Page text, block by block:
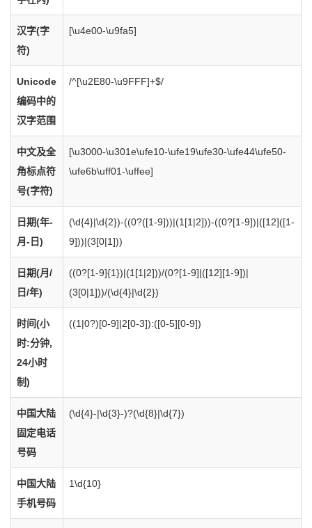
汉字(字
符)
[\u4e00-\u9fa5]
Unicode
编码中的
汉字范围
/^[\u2E80-\u9FFF]+$/
中文及全
角标点符
号(字符)
[\u3000-\u301e\ufe10-\ufe19\ufe30-\ufe44\ufe50-
\ufe6b\uff01-\uffee]
日期(年-
月-日)
(\d{4}|\d{2})-((0?([1-9]))|(1[1|2]))-((0?[1-9])|([12]([1-
9]))|(3[0|1]))
日期(月/
日/年)
((0?[1-9]{1})|(1[1|2]))/(0?[1-9]|([12][1-9])|
(3[0|1]))/(\d{4}|\d{2})
时间(小
时:分钟,
24小时
制)
((1|0?)[0-9]|2[0-3]):([0-5][0-9])
中国大陆
固定电话
号码
(\d{4}-|\d{3}-)?(\d{8}|\d{7})
中国大陆
手机号码
1\d{10}